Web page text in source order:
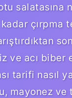
salatasına
çırpma
ve acı
tarifi nasıl
mayonez